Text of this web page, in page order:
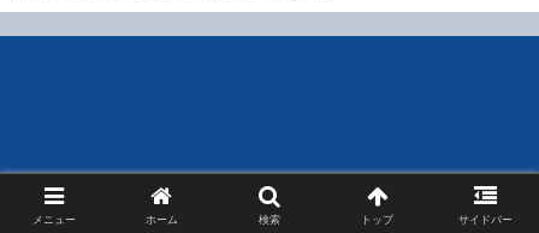
メニュー ホーム 検索 トップ サイドバー